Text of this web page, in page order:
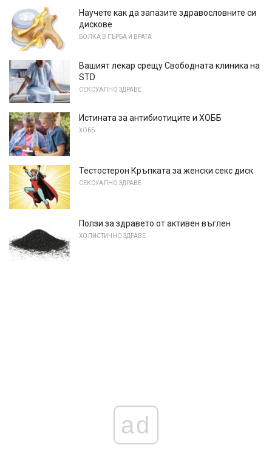
Научете как да запазите здравословните си
дискове
БОЛКА В ГЪРБА И ВРАТА
Вашият лекар срещу Свободната клиника на
STD
СЕКСУАЛНО ЗДРАВЕ
Истината за антибиотиците и ХОББ
ХОББ
Тестостерон Кръпката за женски секс диск
СЕКСУАЛНО ЗДРАВЕ
Ползи за здравето от активен въглен
ХОЛИСТИЧНО ЗДРАВЕ
ad